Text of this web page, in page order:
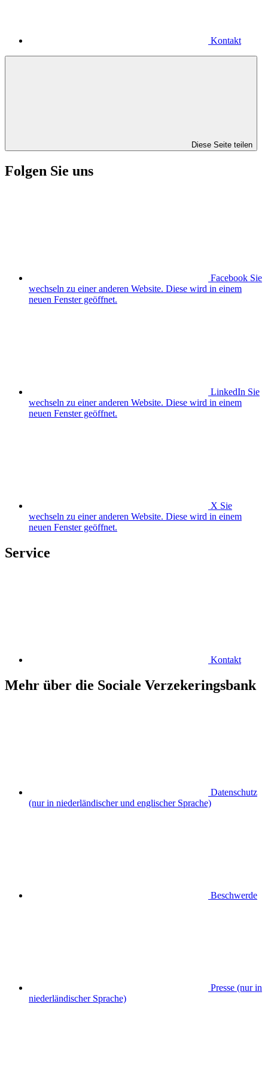
Kontakt
Diese Seite teilen
Folgen Sie uns
Facebook Sie
wechseln zu einer anderen Website. Diese wird in einem
neuen Fenster geöffnet.
LinkedIn Sie
wechseln zu einer anderen Website. Diese wird in einem
neuen Fenster geöffnet.
X Sie
wechseln zu einer anderen Website. Diese wird in einem
neuen Fenster geöffnet.
Service
Kontakt
Mehr über die Sociale Verzekeringsbank
Datenschutz
(nur in niederländischer und englischer Sprache)
Beschwerde
Presse (nur in
niederländischer Sprache)